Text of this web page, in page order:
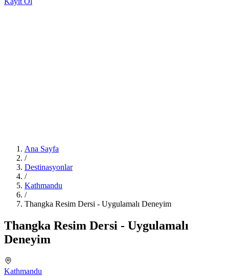
Ana Sayfa
/
Destinasyonlar
/
Kathmandu
/
Thangka Resim Dersi - Uygulamalı Deneyim
Thangka Resim Dersi - Uygulamalı
Deneyim
Kathmandu